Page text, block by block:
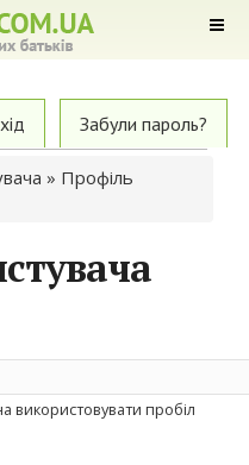
Забули пароль?
» Профіль
використовувати пробіл